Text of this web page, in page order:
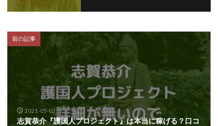
前の記事
2021-05-02
志賀恭介『護国人プロジェクト』は本当に稼げる？口コ